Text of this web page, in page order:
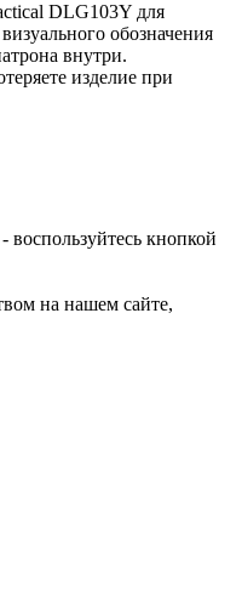
DLG103Y для
обозначения
внутри.
изделие при
воспользуйтесь кнопкой
на нашем сайте,